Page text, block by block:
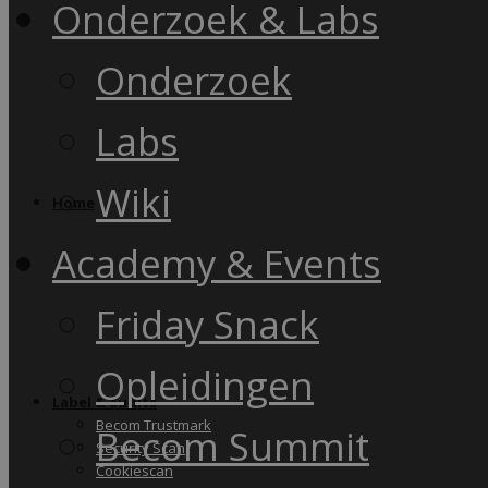
Label & audits
Becom Trustmark
Security Scan
Cookiescan
Onderzoek & Labs
Onderzoek
Labs
Wiki
Academy & Events
Friday Snack
Opleidingen
Becom Summit